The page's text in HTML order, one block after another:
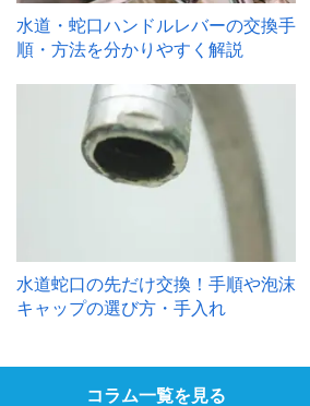
水道・蛇口ハンドルレバーの交換手
順・方法を分かりやすく解説
水道蛇口の先だけ交換！手順や泡沫
キャップの選び方・手入れ
コラム一覧を見る